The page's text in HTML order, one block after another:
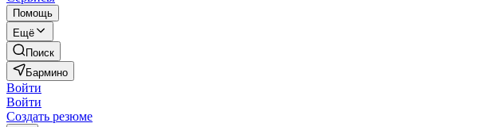
Помощь
Ещё
Поиск
Бармино
Войти
Войти
Создать резюме